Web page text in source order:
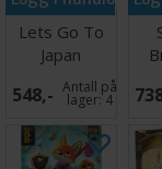
Lets Go To
Japan
Brettspill
548,- Antall på
lager:4